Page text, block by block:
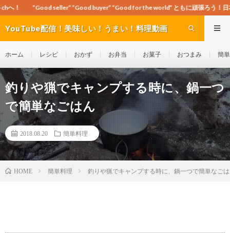
”Good buyer” ”Good for the world” ともに頑張ろう！日本！世界！
YouTube配信！美味しい！うまい！料理動画
ホーム レシピ おかず お弁当 お菓子 おつまみ 簡
釣りや猟でキャンプする時に、鍋一つ
で簡単なごはん
2018.08.20 簡単料理
HOME 簡単料理 釣りや猟でキャンプする時に、鍋一つで簡単なご